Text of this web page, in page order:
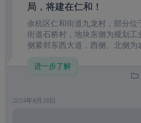
局，将建在仁和！
余杭区仁和街道九龙村，部分位
街道石桥村，地块东侧为规划工
侧紧邻东西大道，西侧、北侧为
进一步了解
2024年8月28日